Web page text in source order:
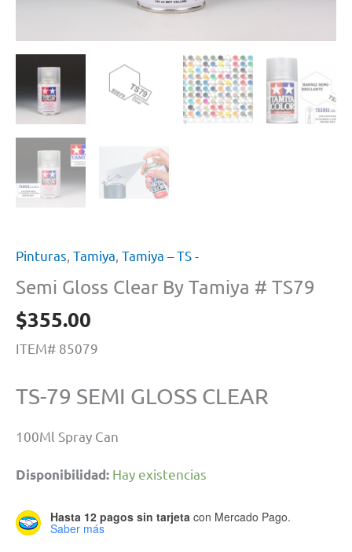
Pinturas, Tamiya, Tamiya – TS -
Semi Gloss Clear By Tamiya # TS79
$355.00
ITEM# 85079
TS-79 SEMI GLOSS CLEAR
100Ml Spray Can
Disponibilidad: Hay existencias
Hasta 12 pagos sin tarjeta con Mercado Pago.
Saber más